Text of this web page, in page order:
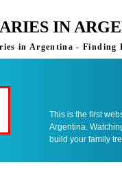
IN
in Argentina - Finding
This is the first
Argentina.
build your family